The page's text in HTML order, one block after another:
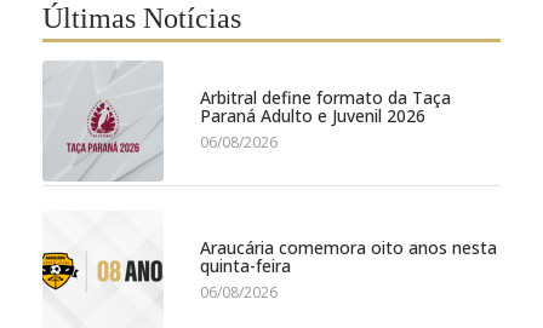
Últimas Notícias
Arbitral define formato da Taça
Paraná Adulto e Juvenil 2026
06/08/2026
Araucária comemora oito anos nesta
quinta-feira
06/08/2026